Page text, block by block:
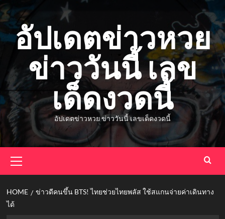
Skip
to
contentอัปเดตข่าวหวย
ข่าววันนี้ เลข
เด็ดงวดนี้
อัปเดตข่าวหวย ข่าววันนี้ เลขเด็ดงวดนี้
Menu
HOME
ข่าวดีคนขึ้น BTS! ไทยช่วยไทยพลัส ใช้สแกนจ่ายค่าเดินทาง
ได้